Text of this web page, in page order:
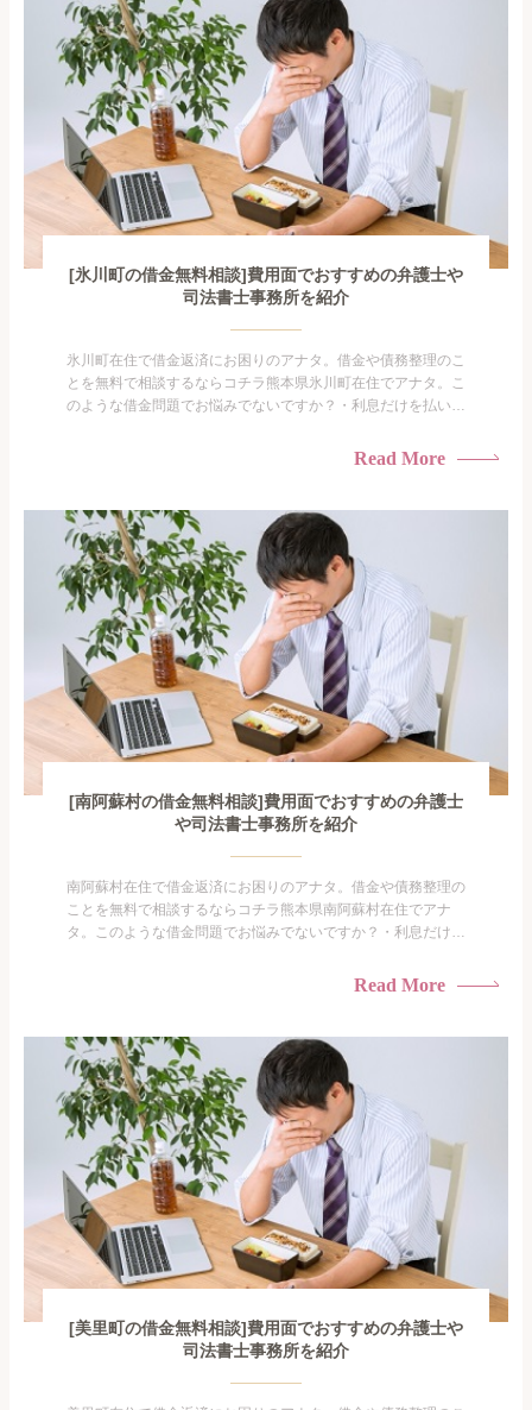
[氷川町の借金無料相談]費用面でおすすめの弁護士や
司法書士事務所を紹介
氷川町在住で借金返済にお困りのアナタ。借金や債務整理のこ
とを無料で相談するならコチラ熊本県氷川町在住でアナタ。こ
のような借金問題でお悩みでないですか？・利息だけを払い続
られたくない・借金の催促、取り立てで憂鬱になる。・闇金に
がありま...
Read More
[南阿蘇村の借金無料相談]費用面でおすすめの弁護士
や司法書士事務所を紹介
南阿蘇村在住で借金返済にお困りのアナタ。借金や債務整理の
ことを無料で相談するならコチラ熊本県南阿蘇村在住でアナ
タ。このような借金問題でお悩みでないですか？・利息だけを
族に知られたくない・借金の催促、取り立てで憂鬱になる。・
も限界があ...
Read More
[美里町の借金無料相談]費用面でおすすめの弁護士や
司法書士事務所を紹介